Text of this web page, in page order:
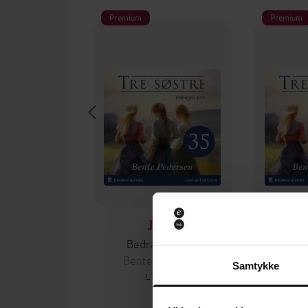
Samtykke
Premium
169,-
Bedragets pris
Bente Pedersen
LYDBOK
Premium